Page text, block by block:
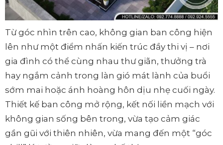
Từ góc nhìn trên cao, không gian ban công hiện
lên như một điểm nhấn kiến trúc đầy thi vị – nơi
gia đình có thể cùng nhau thư giãn, thưởng trà
hay ngắm cảnh trong làn gió mát lành của buổi
sớm mai hoặc ánh hoàng hôn dịu nhẹ cuối ngày.
Thiết kế ban công mở rộng, kết nối liền mạch với
không gian sống bên trong, vừa tạo cảm giác
gần gũi với thiên nhiên, vừa mang đến một “góc